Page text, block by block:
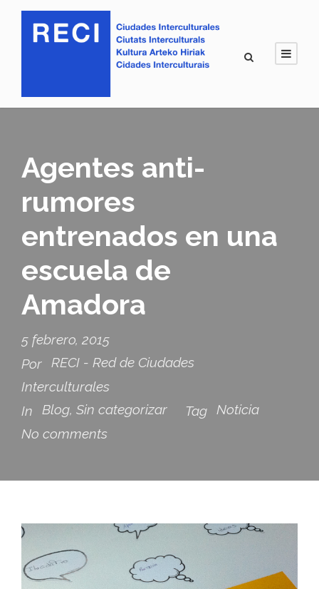
Agentes anti-
rumores
entrenados en una
escuela de
Amadora
5 febrero, 2015
Por
RECI - Red de Ciudades
Interculturales
In
Blog, Sin categorizar Tag
Noticia
No comments